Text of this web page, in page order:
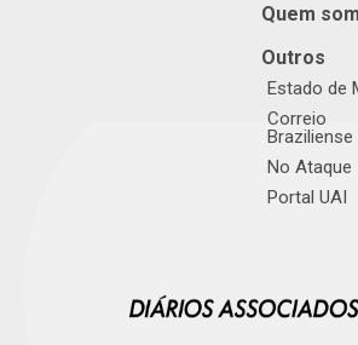
Quem
Outros
Estado de
Correio
Braziliense
No Ataque
Portal UAI